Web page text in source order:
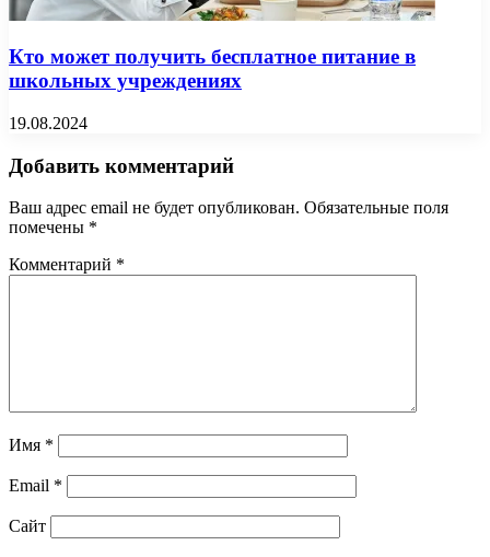
Кто может получить бесплатное питание в
школьных учреждениях
19.08.2024
Добавить комментарий
Ваш адрес email не будет опубликован. Обязательные поля
помечены *
Комментарий *
Имя *
Email *
Сайт